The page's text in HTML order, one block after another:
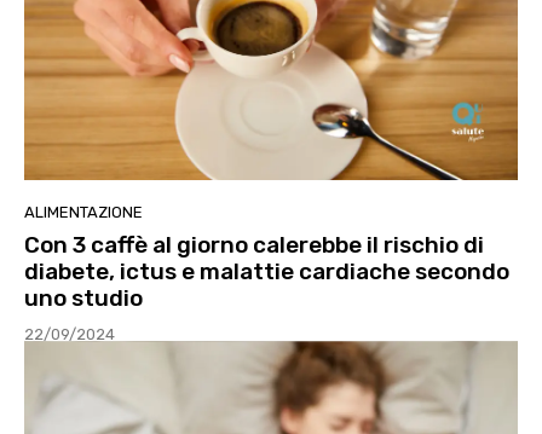
ALIMENTAZIONE
Con 3 caffè al giorno calerebbe il rischio di
diabete, ictus e malattie cardiache secondo
uno studio
22/09/2024